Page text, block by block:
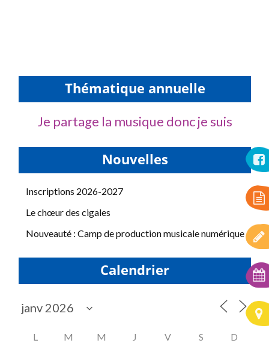
Thématique annuelle
Je partage la musique donc je suis
Nouvelles
Inscriptions 2026-2027
Le chœur des cigales
Nouveauté : Camp de production musicale numérique
Calendrier
L M M J V S D